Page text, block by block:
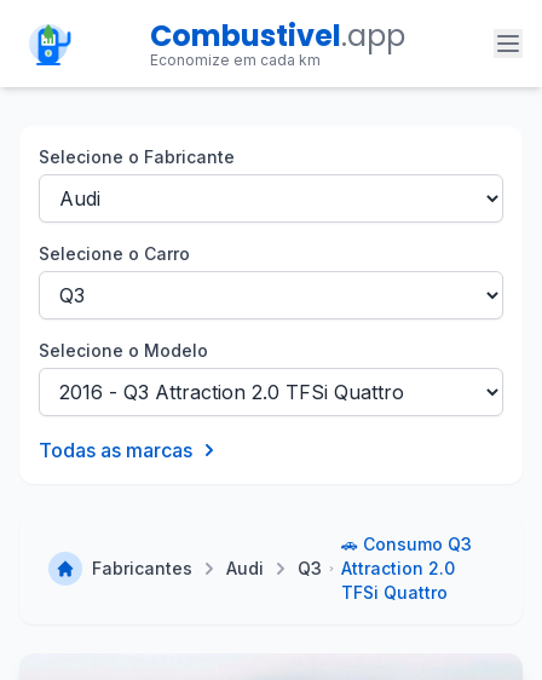
Combustivel.app
Economize em cada km
Selecione o Fabricante
Selecione o Carro
Selecione o Modelo
Todas as marcas
Fabricantes Audi Q3
🚗 Consumo Q3
Attraction 2.0
TFSi Quattro